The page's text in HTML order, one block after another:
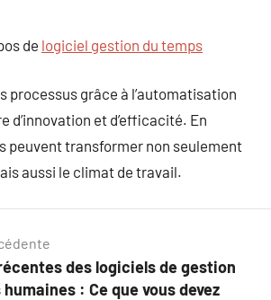
de logiciel gestion du temps
processus grâce à l’automatisation
d’innovation et d’efficacité. En
peuvent transformer non seulement
aussi le climat de travail.
des logiciels de gestion
: Ce que vous devez